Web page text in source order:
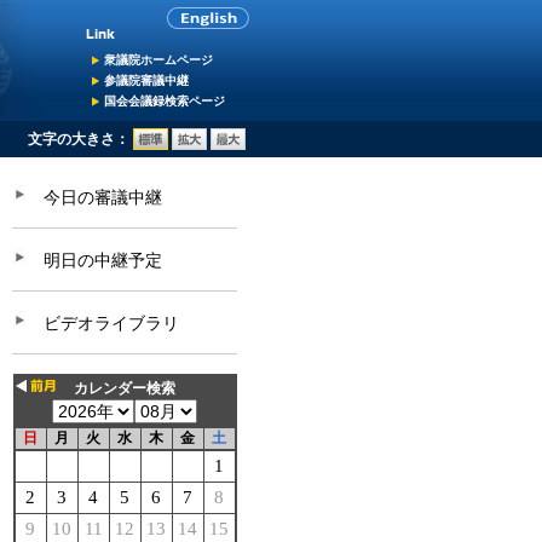
衆議院ホームページ
参議院審議中継
国会会議録検索ページ
文字の大きさ：
今日の審議中継
明日の中継予定
ビデオライブラリ
カレンダー検索
日 月 火 水 木 金 土
1
2
3 4 5 6 7
8
9
10 11 12 13 14
15